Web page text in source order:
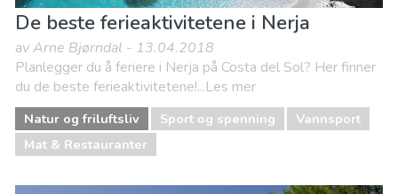
De beste ferieaktivitetene i Nerja
av Arne Bjørndal - 13.04.2018
Planlegger du å feriere i Nerja på Costa del Sol? Her finner
du de beste ferieaktivitetene!...Les mer
Natur og friluftsliv Sport og spenning
Vannsport
Mat & Restauranter